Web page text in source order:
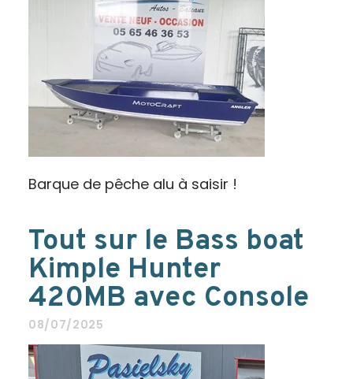
Barque de pêche alu à saisir !
Tout sur le Bass boat
Kimple Hunter
420MB avec Console
08/07/2025